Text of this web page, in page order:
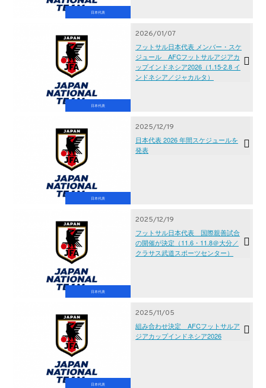
日本代表
日本代表
2026/01/07
フットサル日本代表 メンバー・スケ
ジュール AFCフットサルアジアカ
ップインドネシア2026（1.15-2.8 イ
ンドネシア／ジャカルタ）
日本代表
2025/12/19
日本代表 2026 年間スケジュールを
発表
日本代表
2025/12/19
フットサル日本代表 国際親善試合
の開催が決定（11.6・11.8＠大分／
クラサス武道スポーツセンター）
日本代表
2025/11/05
組み合わせ決定 AFCフットサルア
ジアカップインドネシア2026